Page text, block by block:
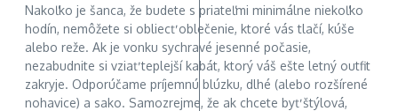
Nakoľko je šanca, že budete s priateľmi minimálne niekoľko
hodín, nemôžete si obliecť oblečenie, ktoré vás tlačí, kúše
alebo reže. Ak je vonku sychravé jesenné počasie,
nezabudnite si vziať teplejší kabát, ktorý váš ešte letný outfit
zakryje. Odporúčame príjemnú blúzku, dlhé (alebo rozšírené
nohavice) a sako. Samozrejme, že ak chcete byť štýlová,